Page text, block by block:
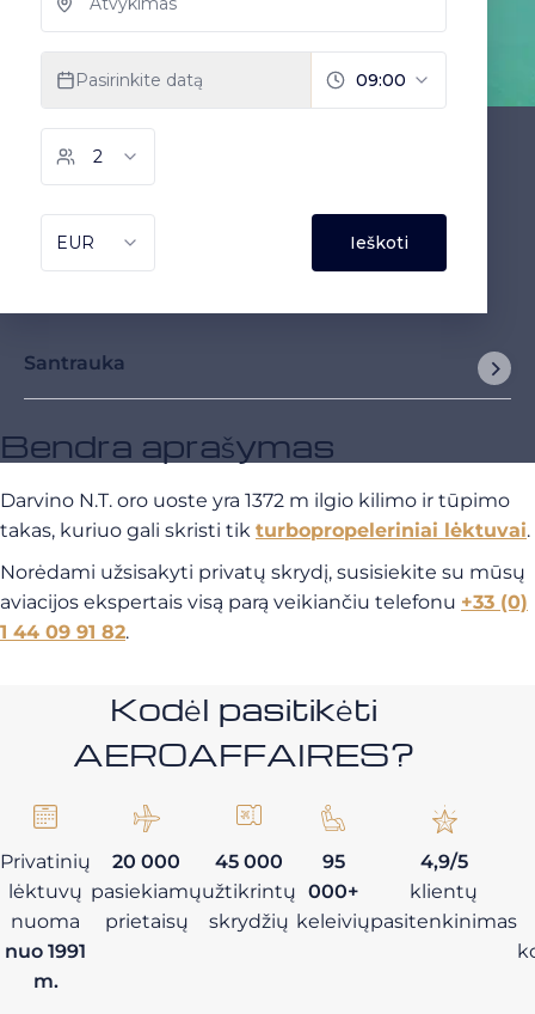
Santrauka
Bendra aprašymas
Darvino N.T. oro uoste yra 1372 m ilgio kilimo ir tūpimo
takas, kuriuo gali skristi tik turbopropeleriniai lėktuvai.
Norėdami užsisakyti privatų skrydį, susisiekite su mūsų
aviacijos ekspertais visą parą veikiančiu telefonu +33 (0)
1 44 09 91 82.
Kodėl pasitikėti
AEROAFFAIRES?
Privatinių
lėktuvų
nuoma
nuo 1991
m.
20 000
pasiekiamų
prietaisų
45 000
užtikrintų
skrydžių
95
000+
keleivių
4,9/5
klientų
pasitenkinimas